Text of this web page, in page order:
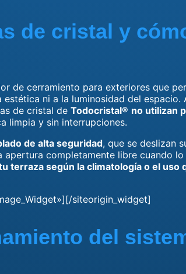
de cristal y
de cerramiento para exteriores que
ni a la luminosidad del espacio.
de cristal de Todocristal® no utilizan
limpia y sin interrupciones.
de alta seguridad, que se deslizan
completamente libre cuando lo
terraza según la climatología o el uso
siteorigin_widget]
del